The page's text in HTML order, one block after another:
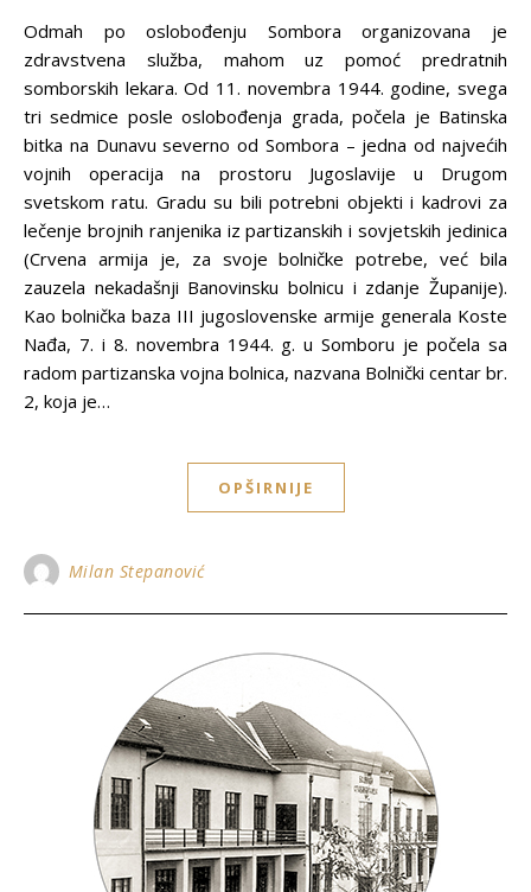
Odmah po oslobođenju Sombora organizovana je
zdravstvena služba, mahom uz pomoć predratnih
somborskih lekara. Od 11. novembra 1944. godine, svega
tri sedmice posle oslobođenja grada, počela je Batinska
bitka na Dunavu severno od Sombora – jedna od najvećih
vojnih operacija na prostoru Jugoslavije u Drugom
svetskom ratu. Gradu su bili potrebni objekti i kadrovi za
lečenje brojnih ranjenika iz partizanskih i sovjetskih jedinica
(Crvena armija je, za svoje bolničke potrebe, već bila
zauzela nekadašnji Banovinsku bolnicu i zdanje Županije).
Kao bolnička baza III jugoslovenske armije generala Koste
Nađa, 7. i 8. novembra 1944. g. u Somboru je počela sa
radom partizanska vojna bolnica, nazvana Bolnički centar br.
2, koja je…
OPŠIRNIJE
Milan Stepanović